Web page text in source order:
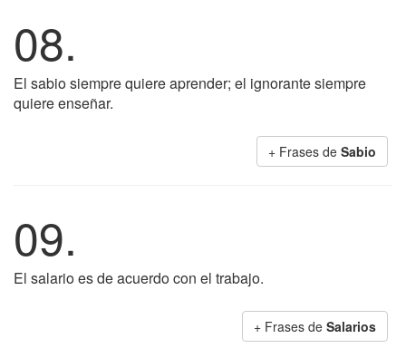
08.
El sabio siempre quiere aprender; el ignorante siempre
quiere enseñar.
+ Frases de Sabio
09.
El salario es de acuerdo con el trabajo.
+ Frases de Salarios